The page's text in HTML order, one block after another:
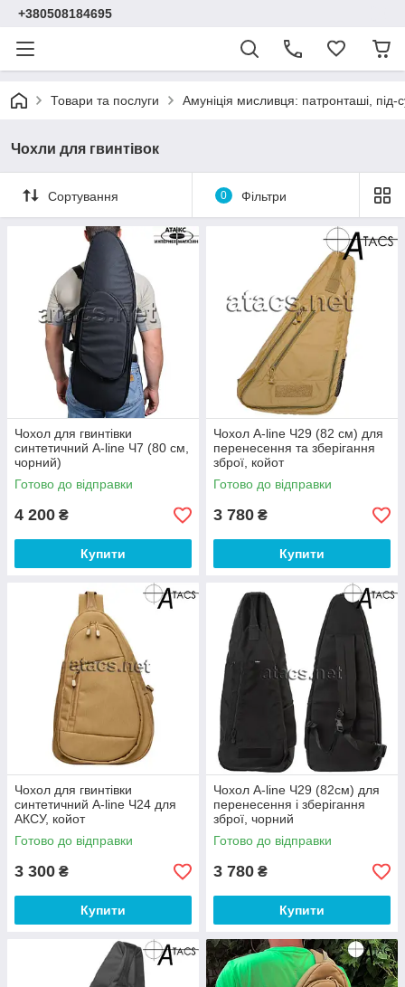
+380508184695
Товари та послуги Амуніція мисливця: патронташі, під-
Чохли для гвинтівок
Сортування 0 Фільтри
Чохол для гвинтівки
синтетичний A-line Ч7 (80 см,
чорний)
Готово до відправки
4 200 ₴
Купити
Чохол A-line Ч29 (82 см) для
перенесення та зберігання
зброї, койот
Готово до відправки
3 780 ₴
Купити
Чохол для гвинтівки
синтетичний A-line Ч24 для
АКСУ, койот
Готово до відправки
3 300 ₴
Купити
Чохол A-line Ч29 (82см) для
перенесення і зберігання
зброї, чорний
Готово до відправки
3 780 ₴
Купити